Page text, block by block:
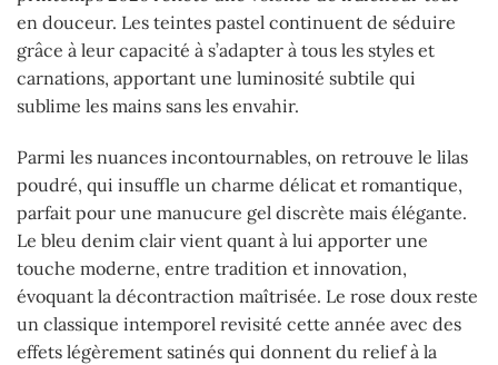
en douceur. Les teintes pastel continuent de séduire
grâce à leur capacité à s’adapter à tous les styles et
carnations, apportant une luminosité subtile qui
sublime les mains sans les envahir.
Parmi les nuances incontournables, on retrouve le lilas
poudré, qui insuffle un charme délicat et romantique,
parfait pour une manucure gel discrète mais élégante.
Le bleu denim clair vient quant à lui apporter une
touche moderne, entre tradition et innovation,
évoquant la décontraction maîtrisée. Le rose doux reste
un classique intemporel revisité cette année avec des
effets légèrement satinés qui donnent du relief à la